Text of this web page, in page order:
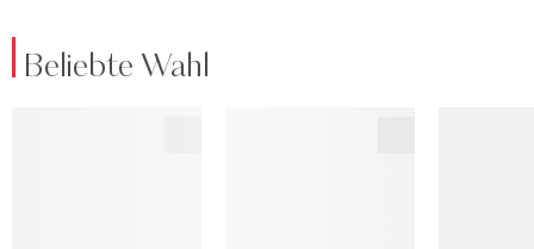
Beliebte Wahl